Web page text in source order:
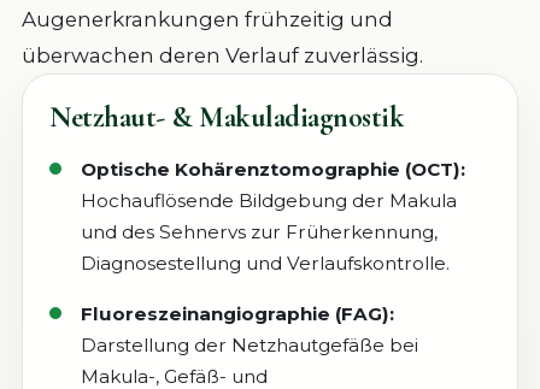
Augenerkrankungen frühzeitig und
überwachen deren Verlauf zuverlässig.
Netzhaut- & Makuladiagnostik
Optische Kohärenztomographie (OCT):
Hochauflösende Bildgebung der Makula
und des Sehnervs zur Früherkennung,
Diagnosestellung und Verlaufskontrolle.
Fluoreszeinangiographie (FAG):
Darstellung der Netzhautgefäße bei
Makula-, Gefäß- und